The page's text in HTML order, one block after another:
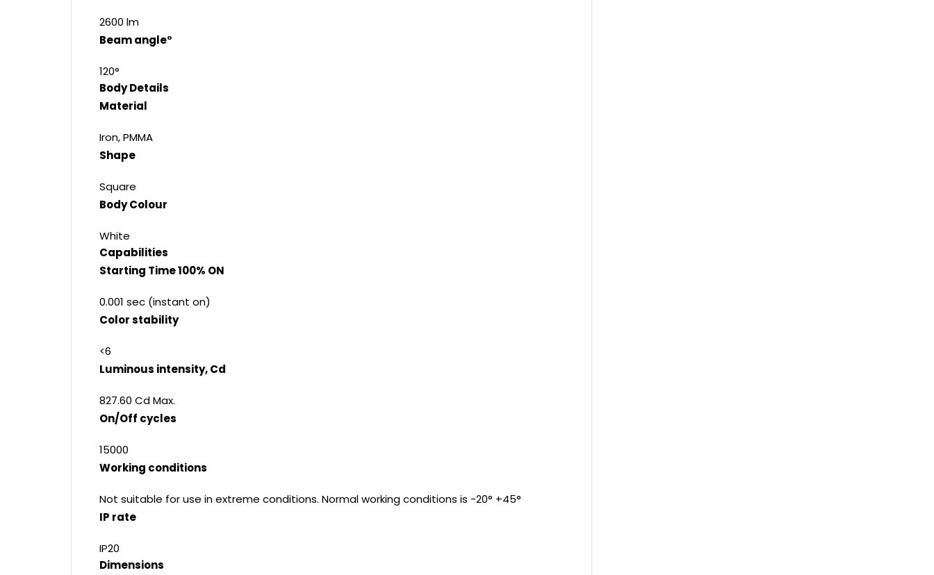
2600 lm
Beam angle°
120°
Body Details
Material
Iron, PMMA
Shape
Square
Body Colour
White
Capabilities
Starting Time 100% ON
0.001 sec (instant on)
Color stability
<6
Luminous intensity, Cd
827.60 Cd Max.
On/Off cycles
15000
Working conditions
Not suitable for use in extreme conditions. Normal working conditions is -20° +45°
IP rate
IP20
Dimensions